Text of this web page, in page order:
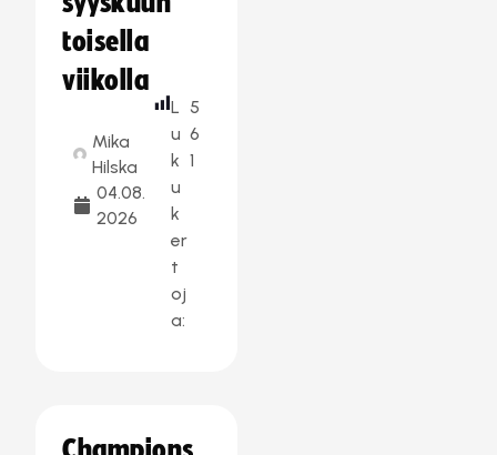
toisella
viikolla
Mika
Hilska
04.08.
2026
L
u
k
u
k
er
t
oj
a:
5
6
1